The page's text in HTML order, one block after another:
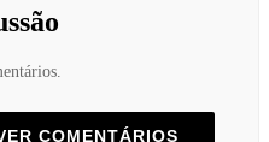
COMENTÁRIOS